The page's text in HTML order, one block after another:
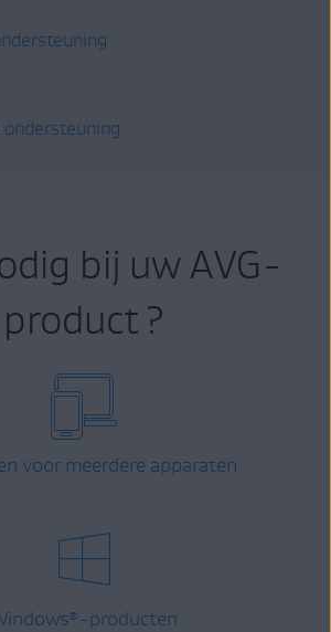
ondersteuning
bij uw AVG-
product ?
voor meerdere apparaten
® -producten